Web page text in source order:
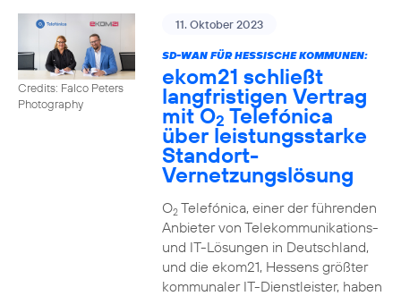
Credits: Falco Peters
Photography
11. Oktober 2023
SD-WAN FÜR HESSISCHE KOMMUNEN:
ekom21 schließt
langfristigen Vertrag
mit O2 Telefónica
über leistungsstarke
Standort-
Vernetzungslösung
O2Telefónica, einer der führenden
Anbieter von Telekommunikations-
und IT-Lösungen in Deutschland,
und die ekom21, Hessens größter
kommunaler IT-Dienstleister, haben